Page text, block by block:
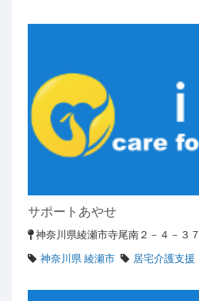
サポートあやせ
神奈川県綾瀬市寺尾南２－４－３
神奈川県 綾瀬市
居宅介護支援